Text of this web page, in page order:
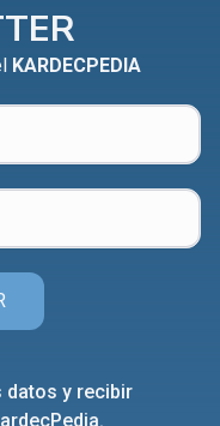
KARDECPEDIA
datos y recibir